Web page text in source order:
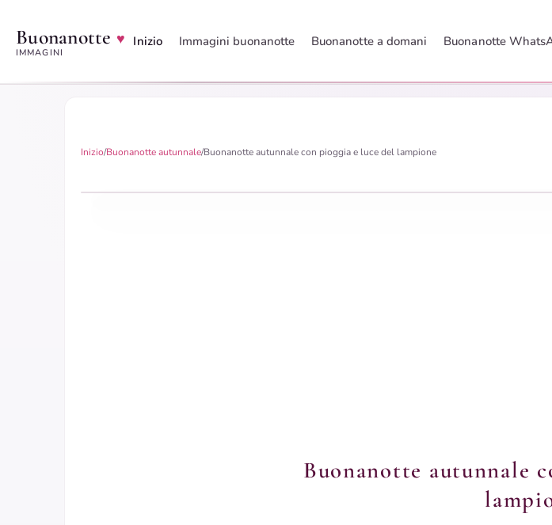
Buonanotte ♥
IMMAGINI
Inizio Immagini buonanotte Buonanotte a domani Buonanotte
Inizio/Buonanotte autunnale/Buonanotte autunnale con pioggia e luce del lampione
Buonanotte autunnale